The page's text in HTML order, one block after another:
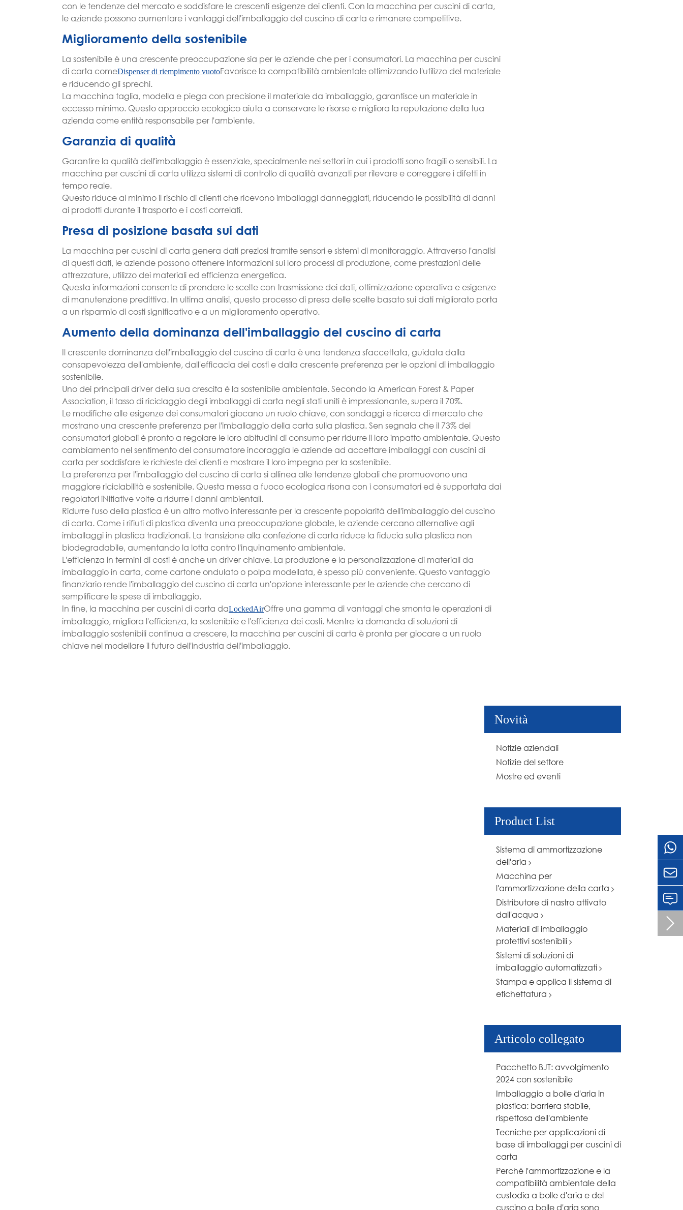
con le tendenze del mercato e soddisfare le crescenti esigenze dei clienti. Con la macchina per cuscini di carta,
le aziende possono aumentare i vantaggi dell'imballaggio del cuscino di carta e rimanere competitive.
Miglioramento della sostenibile
La sostenibile è una crescente preoccupazione sia per le aziende che per i consumatori. La macchina per cuscini
di carta comeDispenser di riempimento vuotoFavorisce la compatibilità ambientale ottimizzando l'utilizzo del materiale
e riducendo gli sprechi.
La macchina taglia, modella e piega con precisione il materiale da imballaggio, garantisce un materiale in
eccesso minimo. Questo approccio ecologico aiuta a conservare le risorse e migliora la reputazione della tua
azienda come entità responsabile per l'ambiente.
Garanzia di qualità
Garantire la qualità dell'imballaggio è essenziale, specialmente nei settori in cui i prodotti sono fragili o sensibili. La
macchina per cuscini di carta utilizza sistemi di controllo di qualità avanzati per rilevare e correggere i difetti in
tempo reale.
Questo riduce al minimo il rischio di clienti che ricevono imballaggi danneggiati, riducendo le possibilità di danni
ai prodotti durante il trasporto e i costi correlati.
Presa di posizione basata sui dati
La macchina per cuscini di carta genera dati preziosi tramite sensori e sistemi di monitoraggio. Attraverso l'analisi
di questi dati, le aziende possono ottenere informazioni sui loro processi di produzione, come prestazioni delle
attrezzature, utilizzo dei materiali ed efficienza energetica.
Questa informazioni consente di prendere le scelte con trasmissione dei dati, ottimizzazione operativa e esigenze
di manutenzione predittiva. In ultima analisi, questo processo di presa delle scelte basato sui dati migliorato porta
a un risparmio di costi significativo e a un miglioramento operativo.
Aumento della dominanza dell'imballaggio del cuscino di carta
Il crescente dominanza dell'imballaggio del cuscino di carta è una tendenza sfaccettata, guidata dalla
consapevolezza dell'ambiente, dall'efficacia dei costi e dalla crescente preferenza per le opzioni di imballaggio
sostenibile.
Uno dei principali driver della sua crescita è la sostenibile ambientale. Secondo la American Forest & Paper
Association, il tasso di riciclaggio degli imballaggi di carta negli stati uniti è impressionante, supera il 70%.
Le modifiche alle esigenze dei consumatori giocano un ruolo chiave, con sondaggi e ricerca di mercato che
mostrano una crescente preferenza per l'imballaggio della carta sulla plastica. Sen segnala che il 73% dei
consumatori globali è pronto a regolare le loro abitudini di consumo per ridurre il loro impatto ambientale. Questo
cambiamento nel sentimento del consumatore incoraggia le aziende ad accettare imballaggi con cuscini di
carta per soddisfare le richieste dei clienti e mostrare il loro impegno per la sostenibile.
La preferenza per l'imballaggio del cuscino di carta si allinea alle tendenze globali che promuovono una
maggiore riciclabilità e sostenibile. Questa messa a fuoco ecologica risona con i consumatori ed è supportata dai
regolatori iNitiative volte a ridurre i danni ambientali.
Ridurre l'uso della plastica è un altro motivo interessante per la crescente popolarità dell'imballaggio del cuscino
di carta. Come i rifiuti di plastica diventa una preoccupazione globale, le aziende cercano alternative agli
imballaggi in plastica tradizionali. La transizione alla confezione di carta riduce la fiducia sulla plastica non
biodegradabile, aumentando la lotta contro l'inquinamento ambientale.
L'efficienza in termini di costi è anche un driver chiave. La produzione e la personalizzazione di materiali da
imballaggio in carta, come cartone ondulato o polpa modellata, è spesso più conveniente. Questo vantaggio
finanziario rende l'imballaggio del cuscino di carta un'opzione interessante per le aziende che cercano di
semplificare le spese di imballaggio.
In fine, la macchina per cuscini di carta daLockedAirOffre una gamma di vantaggi che smonta le operazioni di
imballaggio, migliora l'efficienza, la sostenibile e l'efficienza dei costi. Mentre la domanda di soluzioni di
imballaggio sostenibili continua a crescere, la macchina per cuscini di carta è pronta per giocare a un ruolo
chiave nel modellare il futuro dell'industria dell'imballaggio.
Novità
Notizie aziendali
Notizie del settore
Mostre ed eventi
Product List
Sistema di ammortizzazione
dell'aria
Macchina per
l'ammortizzazione della carta
Distributore di nastro attivato
dall'acqua
Materiali di imballaggio
protettivi sostenibili
Sistemi di soluzioni di
imballaggio automatizzati
Stampa e applica il sistema di
etichettatura
Articolo collegato
Pacchetto BJT: avvolgimento
2024 con sostenibile
Imballaggio a bolle d'aria in
plastica: barriera stabile,
rispettosa dell'ambiente
Tecniche per applicazioni di
base di imballaggi per cuscini di
carta
Perché l'ammortizzazione e la
compatibilità ambientale della
custodia a bolle d'aria e del
cuscino a bolle d'aria sono

